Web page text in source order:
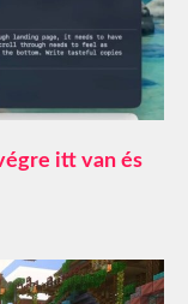
itt van és